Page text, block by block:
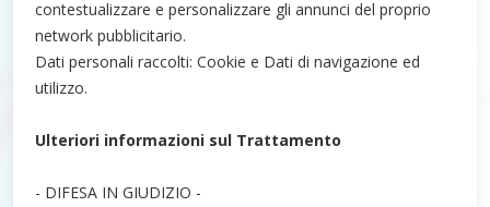
contestualizzare e personalizzare gli annunci del proprio
network pubblicitario.
Dati personali raccolti: Cookie e Dati di navigazione ed
utilizzo.
Ulteriori informazioni sul Trattamento
- DIFESA IN GIUDIZIO -